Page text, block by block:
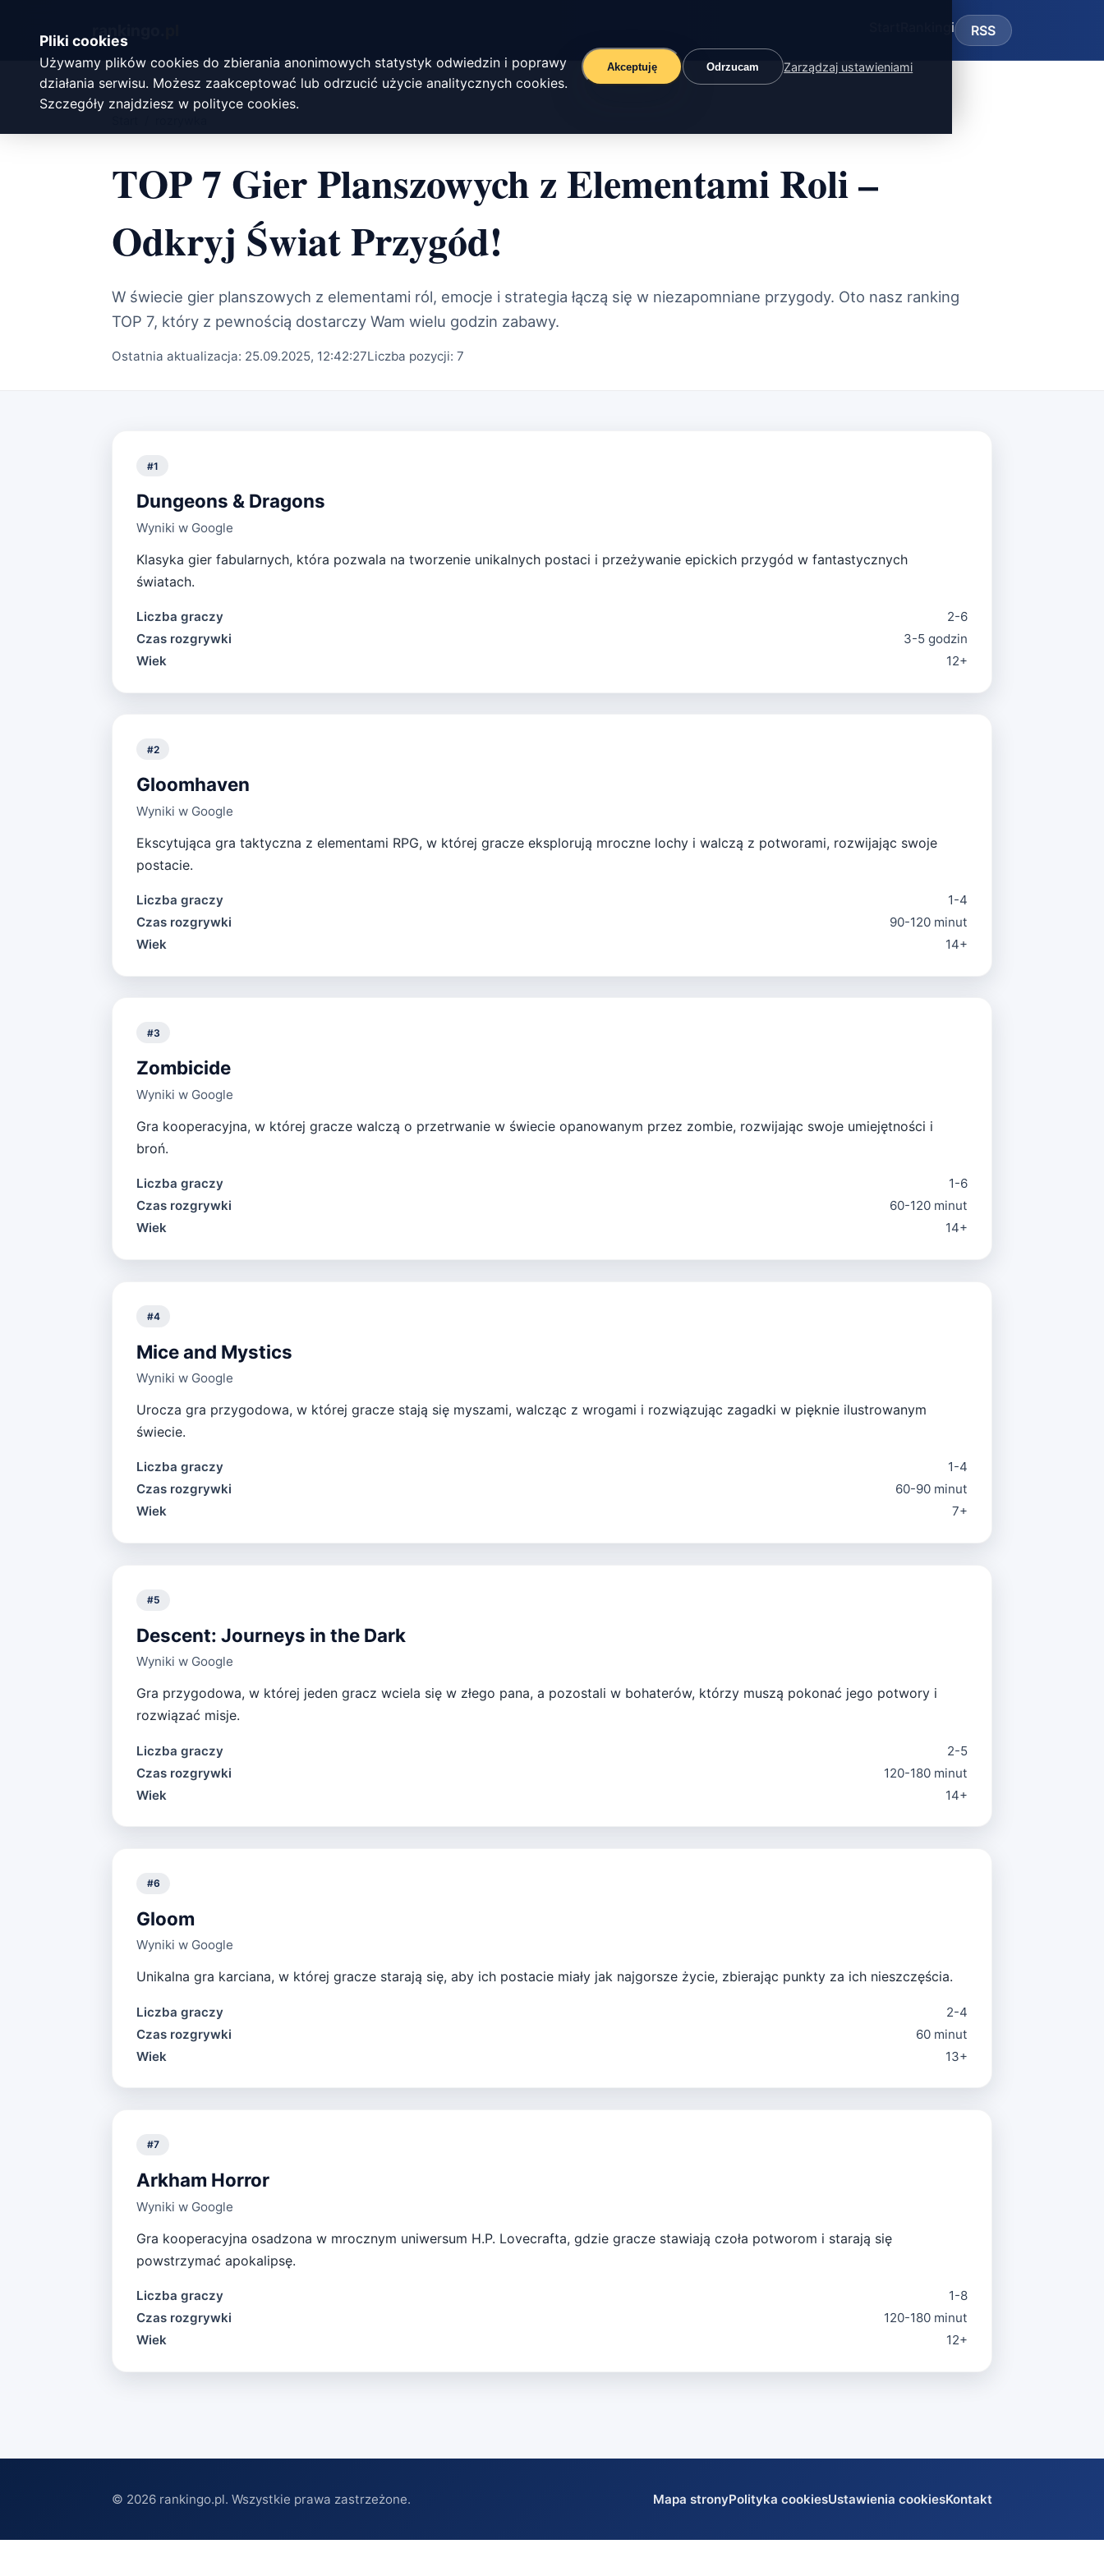
Pliki cookies
Używamy plików cookies do zbierania anonimowych statystyk odwiedzin i poprawy
działania serwisu. Możesz zaakceptować lub odrzucić użycie analitycznych cookies.
Szczegóły znajdziesz w polityce cookies.
Akceptuję Odrzucam Zarządzaj ustawieniami
rankingo. Rankingi RSS
TOP 7 Gier Planszowych z Elementami Roli –
Odkryj Świat Przygód!
W świecie gier planszowych z elementami ról, emocje i strategia łączą się w niezapomniane przygody. Oto nasz ranking
TOP 7, który z pewnością dostarczy Wam wielu godzin zabawy.
Ostatnia aktualizacja: 25.09.2025, 12:42:27Liczba pozycji: 7
#1
Dungeons & Dragons
Wyniki w Google
Klasyka gier fabularnych, która pozwala na tworzenie unikalnych postaci i przeżywanie epickich przygód w fantastycznych
światach.
Liczba graczy
2-6
Czas rozgrywki
3-5 godzin
Wiek
12+
#2
Gloomhaven
Wyniki w Google
Ekscytująca gra taktyczna z elementami RPG, w której gracze eksplorują mroczne lochy i walczą z potworami, rozwijając swoje
postacie.
Liczba graczy
1-4
Czas rozgrywki
90-120 minut
Wiek
14+
#3
Zombicide
Wyniki w Google
Gra kooperacyjna, w której gracze walczą o przetrwanie w świecie opanowanym przez zombie, rozwijając swoje umiejętności i
broń.
Liczba graczy
1-6
Czas rozgrywki
60-120 minut
Wiek
14+
#4
Mice and Mystics
Wyniki w Google
Urocza gra przygodowa, w której gracze stają się myszami, walcząc z wrogami i rozwiązując zagadki w pięknie ilustrowanym
świecie.
Liczba graczy
1-4
Czas rozgrywki
60-90 minut
Wiek
7+
#5
Descent: Journeys in the Dark
Wyniki w Google
Gra przygodowa, w której jeden gracz wciela się w złego pana, a pozostali w bohaterów, którzy muszą pokonać jego potwory i
rozwiązać misje.
Liczba graczy
2-5
Czas rozgrywki
120-180 minut
Wiek
14+
#6
Gloom
Wyniki w Google
Unikalna gra karciana, w której gracze starają się, aby ich postacie miały jak najgorsze życie, zbierając punkty za ich nieszczęścia.
Liczba graczy
2-4
Czas rozgrywki
60 minut
Wiek
13+
#7
Arkham Horror
Wyniki w Google
Gra kooperacyjna osadzona w mrocznym uniwersum H.P. Lovecrafta, gdzie gracze stawiają czoła potworom i starają się
powstrzymać apokalipsę.
Liczba graczy
1-8
Czas rozgrywki
120-180 minut
Wiek
12+
© 2026 rankingo.pl. Wszystkie prawa zastrzeżone. Mapa stronyPolityka cookiesUstawienia cookiesKontakt